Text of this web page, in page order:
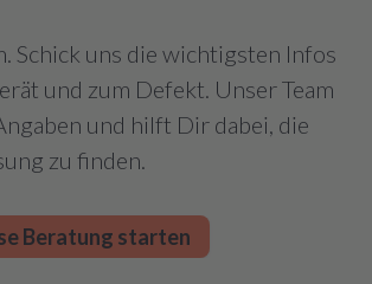
Schick uns die wichtigsten Infos
und zum Defekt. Unser Team
und hilft Dir dabei, die
zu finden.
Beratung starten